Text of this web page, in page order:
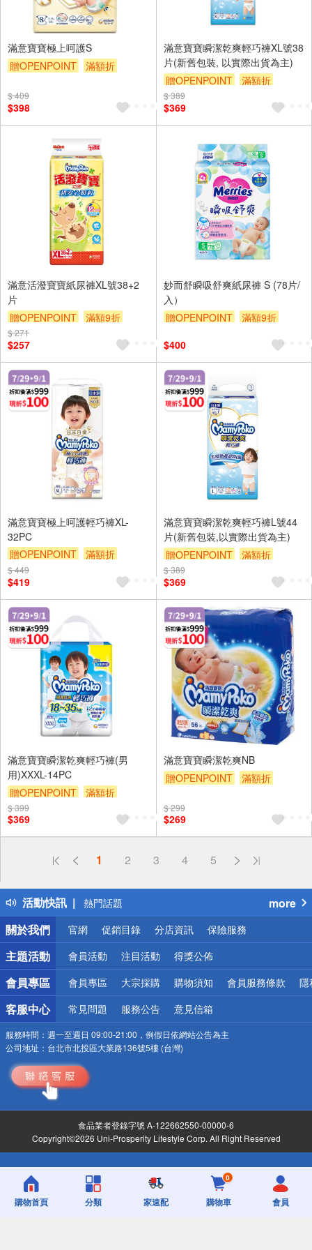
滿意寶寶極上呵護S
贈OPENPOINT
滿額折
$ 409
$398
滿意寶寶瞬潔乾爽輕巧褲XL號38
片(新舊包裝, 以實際出貨為主)
贈OPENPOINT
滿額折
贈$200
$ 389
$369
滿意活潑寶寶紙尿褲XL號38+2
片
贈OPENPOINT
滿額9折
贈$200
$ 271
$257
妙而舒瞬吸舒爽紙尿褲 S (78片/
入）
贈OPENPOINT
滿額9折
$400
滿意寶寶極上呵護輕巧褲XL-
32PC
贈OPENPOINT
滿額折
贈$200
$ 449
$419
滿意寶寶瞬潔乾爽輕巧褲L號44
片(新舊包裝,以實際出貨為主)
贈OPENPOINT
滿額折
贈$200
$ 389
$369
滿意寶寶瞬潔乾爽輕巧褲(男
用)XXXL-14PC
贈OPENPOINT
滿額折
贈$200
$ 399
$369
滿意寶寶瞬潔乾爽NB
贈OPENPOINT
滿額折
$ 299
$269
1 2 3 4 5
活動快訊
偏遠地區配送
得獎公告
熱門話題
銀行優惠
偏遠地區配送
詐騙網頁！請小心！
more
關於我們
官網 促銷目錄 分店資訊 保險服務
主題活動 會員活動 注目活動 得獎公佈
會員專區 會員專區 大宗採購 購物須知 會員服務條款 隱
客服中心 常見問題 服務公告 意見信箱
服務時間： 週一至週日 09:00-21:00，例假日依網站公告為主
公司地址： 台北市北投區大業路136號5樓 (台灣)
食品業者登錄字號 A-122662550-00000-6
Copyright©2026 Uni-Prosperity Lifestyle Corp. All Right Reserved
購物首頁 分類 家速配
0
購物車 會員